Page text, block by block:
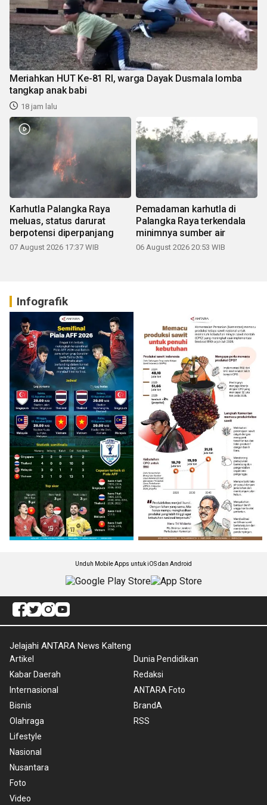
Meriahkan HUT Ke-81 RI, warga Dayak Dusmala lomba
tangkap anak babi
18 jam lalu
Karhutla Palangka Raya
meluas, status darurat
berpotensi diperpanjang
07 August 2026 17:37 WIB
Pemadaman karhutla di
Palangka Raya terkendala
minimnya sumber air
06 August 2026 20:53 WIB
Infografik
Unduh Mobile Apps untuk iOS dan Android
Jelajahi ANTARA News Kalteng
Artikel
Kabar Daerah
Internasional
Bisnis
Olahraga
Lifestyle
Nasional
Nusantara
Foto
Video
Dunia Pendidikan
Redaksi
ANTARA Foto
BrandA
RSS